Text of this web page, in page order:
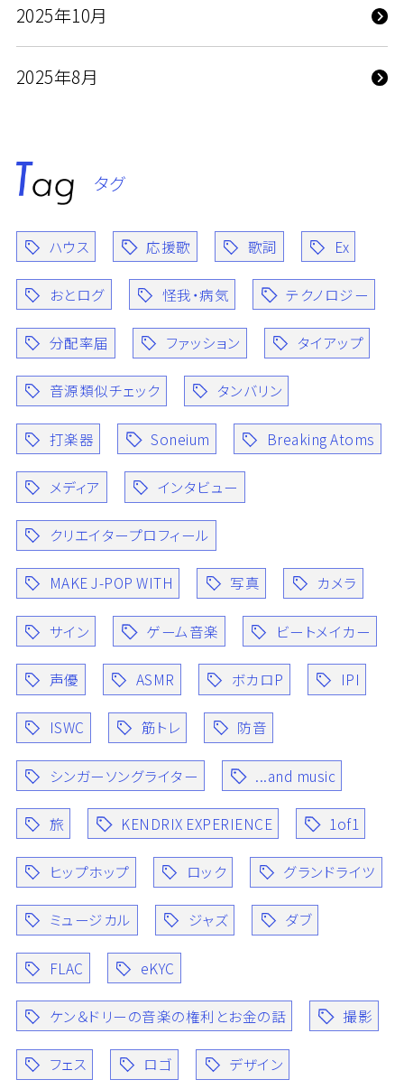
2025年10月
2025年8月
タグ
ハウス 応援歌 歌詞 Ex
おとログ 怪我・病気 テクノロジー
分配率届 ファッション タイアップ
音源類似チェック タンバリン
打楽器 Soneium Breaking Atoms
メディア インタビュー
クリエイタープロフィール
MAKE J-POP WITH 写真 カメラ
サイン ゲーム音楽 ビートメイカー
声優 ASMR ボカロP IPI
ISWC 筋トレ 防音
シンガーソングライター ...and music
旅 KENDRIX EXPERIENCE 1of1
ヒップホップ ロック グランドライツ
ミュージカル ジャズ ダブ
FLAC eKYC
ケン＆ドリーの音楽の権利とお金の話 撮影
フェス ロゴ デザイン